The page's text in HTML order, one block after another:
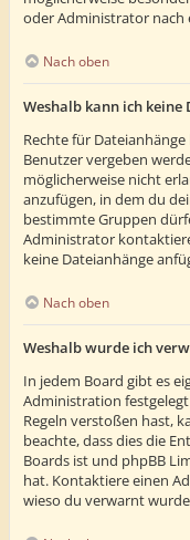
oder Administrator nach
Nach oben
Weshalb kann ich
Rechte für
Benutzer vergeben
möglicherweise nicht
anzufügen, in dem du
bestimmte Gruppen
Administrator
keine Dateianhänge
Nach oben
Weshalb wurde ich
In jedem Board gibt es
Administration
Regeln verstoßen hast,
beachte, dass dies die
Boards ist und phpBB
hat. Kontaktiere einen
wieso du verwarnt